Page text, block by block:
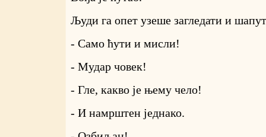
Људи га опет узеше загледати и
- Само ћути и мисли!
- Мудар човек!
- Гле, какво је њему чело!
- И намрштен једнако.